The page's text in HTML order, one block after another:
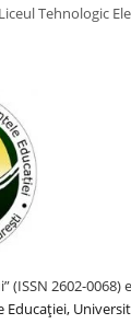
Tehnologic
(ISSN 2602-0068)
Educației,